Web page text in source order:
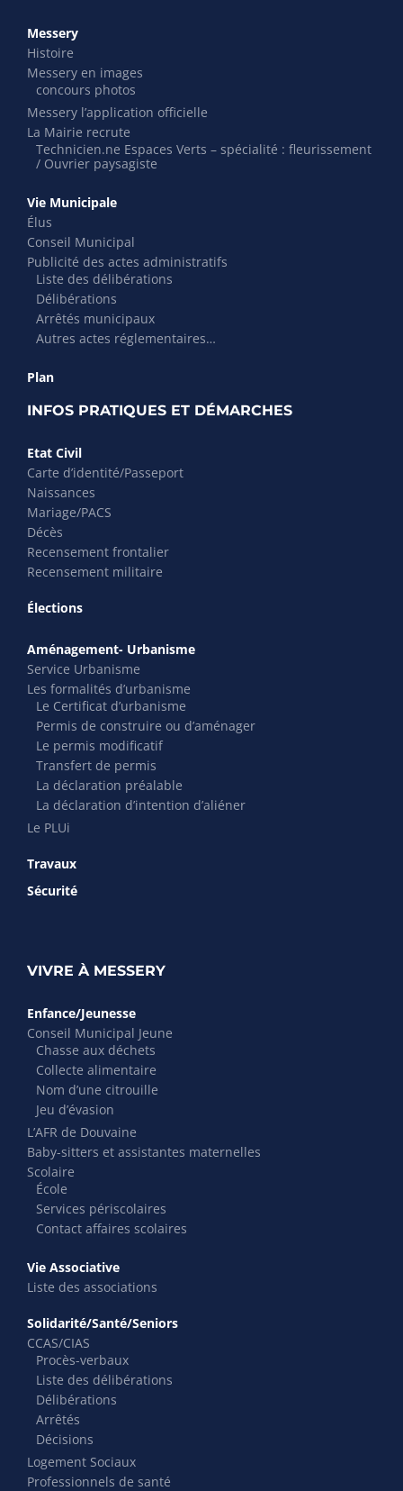
Messery
Histoire
Messery en images
concours photos
Messery l’application officielle
La Mairie recrute
Technicien.ne Espaces Verts – spécialité : fleurissement
/ Ouvrier paysagiste
Vie Municipale
Élus
Conseil Municipal
Publicité des actes administratifs
Liste des délibérations
Délibérations
Arrêtés municipaux
Autres actes réglementaires…
Plan
INFOS PRATIQUES ET DÉMARCHES
Etat Civil
Carte d’identité/Passeport
Naissances
Mariage/PACS
Décès
Recensement frontalier
Recensement militaire
Élections
Aménagement- Urbanisme
Service Urbanisme
Les formalités d’urbanisme
Le Certificat d’urbanisme
Permis de construire ou d’aménager
Le permis modificatif
Transfert de permis
La déclaration préalable
La déclaration d’intention d’aliéner
Le PLUi
Travaux
Sécurité
VIVRE À MESSERY
Enfance/Jeunesse
Conseil Municipal Jeune
Chasse aux déchets
Collecte alimentaire
Nom d’une citrouille
Jeu d’évasion
L’AFR de Douvaine
Baby-sitters et assistantes maternelles
Scolaire
École
Services périscolaires
Contact affaires scolaires
Vie Associative
Liste des associations
Solidarité/Santé/Seniors
CCAS/CIAS
Procès-verbaux
Liste des délibérations
Délibérations
Arrêtés
Décisions
Logement Sociaux
Professionnels de santé